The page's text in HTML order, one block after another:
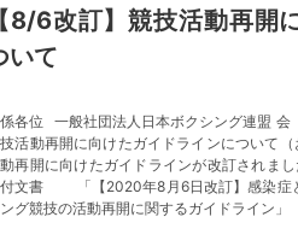
8/6改訂】競技活動再開
いて
係各位 一般社団法人日本ボクシング
活動再開に向けたガイドラインについて
再開に向けたガイドラインが改訂され
文書 「【2020年8月6日改訂】感染症
グ競技の活動再開に関するガイドライン」